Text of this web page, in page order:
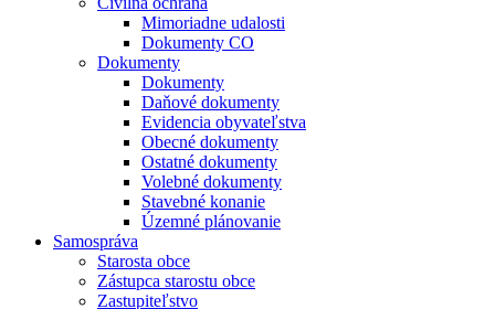
Mimoriadne udalosti
Dokumenty CO
Dokumenty
Dokumenty
Daňové dokumenty
Evidencia obyvateľstva
Obecné dokumenty
Ostatné dokumenty
Volebné dokumenty
Stavebné konanie
Územné plánovanie
Samospráva
Starosta obce
Zástupca starostu obce
Zastupiteľstvo